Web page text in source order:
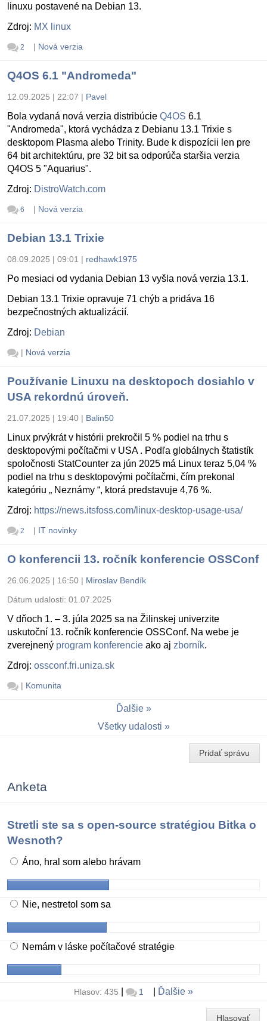
linuxu postavené na Debian 13.
Zdroj: MX linux
2 | Nová verzia
Q4OS 6.1 "Andromeda"
12.09.2025 | 22:07 | Pavel
Bola vydaná nová verzia distribúcie Q4OS 6.1
"Andromeda", ktorá vychádza z Debianu 13.1 Trixie s
desktopom Plasma alebo Trinity. Bude k dispozícii len pre
64 bit architektúru, pre 32 bit sa odporúča staršia verzia
Q4OS 5 "Aquarius".
Zdroj: DistroWatch.com
6 | Nová verzia
Debian 13.1 Trixie
08.09.2025 | 09:01 | redhawk1975
Po mesiaci od vydania Debian 13 vyšla nová verzia 13.1.
Debian 13.1 Trixie opravuje 71 chýb a pridáva 16
bezpečnostných aktualizácií.
Zdroj: Debian
| Nová verzia
Používanie Linuxu na desktopoch dosiahlo v
USA rekordnú úroveň.
21.07.2025 | 19:40 | Balin50
Linux prvýkrát v histórii prekročil 5 % podiel na trhu s
desktopovými počítačmi v USA . Podľa globálnych štatistík
spoločnosti StatCounter za jún 2025 má Linux teraz 5,04 %
podiel na trhu s desktopovými počítačmi, čím prekonal
kategóriu „ Neznámy “, ktorá predstavuje 4,76 %.
Zdroj: https://news.itsfoss.com/linux-desktop-usage-usa/
2 | IT novinky
O konferencii 13. ročník konferencie OSSConf
26.06.2025 | 16:50 | Miroslav Bendík
Dátum udalosti: 01.07.2025
V dňoch 1. – 3. júla 2025 sa na Žilinskej univerzite
uskutoční 13. ročník konferencie OSSConf. Na webe je
zverejnený program konferencie ako aj zborník.
Zdroj: ossconf.fri.uniza.sk
| Komunita
Ďalšie
Všetky udalosti
Pridať správu
Anketa
Stretli ste sa s open-source stratégiou Bitka o
Wesnoth?
Áno, hral som alebo hrávam
Nie, nestretol som sa
Nemám v láske počítačové stratégie
Hlasov: 435 1 Ďalšie
Hlasovať